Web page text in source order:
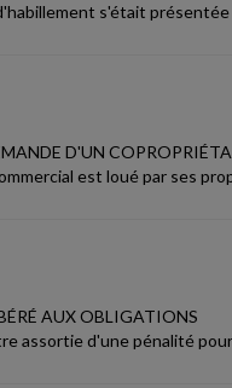
s'était
D'UN
est loué par ses
AUX OBLIGATIONS
assortie d'une pénalité